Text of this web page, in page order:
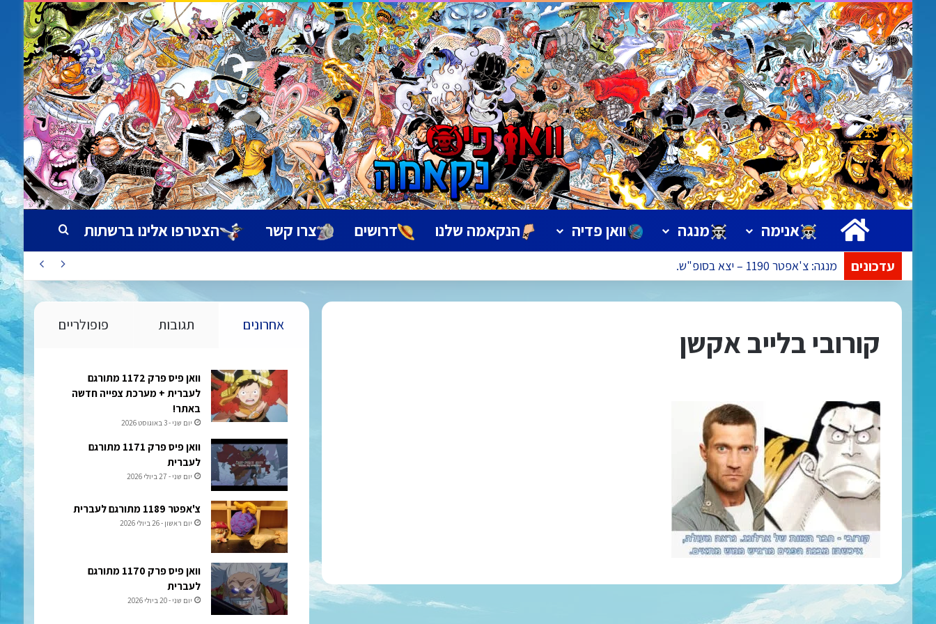
ראשי אנימה מנגה וואן פדיה הנקאמה שלנו דרושים צרו קשר הצטרפו אלינו ברשתות חיפוש עבור
עדכונים מנגה: צ'אפטר 1190 – יצא בסופ"ש.
קורובי בלייב אקשן אחרונים תגובות פופולריים
וואן פיס פרק 1172 מתורגם
לעברית + מערכת צפייה חדשה
באתר!
יום שני - 3 באוגוסט 2026
וואן פיס פרק 1171 מתורגם
לעברית
יום שני - 27 ביולי 2026
צ'אפטר 1189 מתורגם לעברית
יום ראשון - 26 ביולי 2026
וואן פיס פרק 1170 מתורגם
לעברית
יום שני - 20 ביולי 2026